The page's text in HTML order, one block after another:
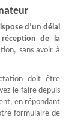
d’un délai
de la
sans avoir à
doit être
le faire depuis
en répondant
formulaire de